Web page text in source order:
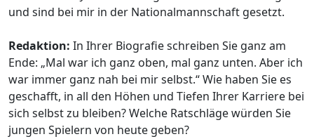
und sind bei mir in der Nationalmannschaft gesetzt.
Redaktion: In Ihrer Biografie schreiben Sie ganz am
Ende: „Mal war ich ganz oben, mal ganz unten. Aber ich
war immer ganz nah bei mir selbst.“ Wie haben Sie es
geschafft, in all den Höhen und Tiefen Ihrer Karriere bei
sich selbst zu bleiben? Welche Ratschläge würden Sie
jungen Spielern von heute geben?